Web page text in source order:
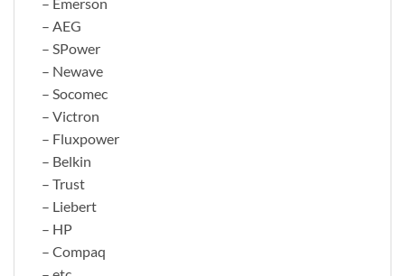
– AEG
– SPower
– Newave
– Socomec
– Victron
– Fluxpower
– Belkin
– Trust
– Liebert
– HP
– Compaq